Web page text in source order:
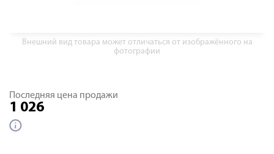
Внешний вид товара может отличаться от изображённого на
фотографии
Последняя цена продажи
1 026